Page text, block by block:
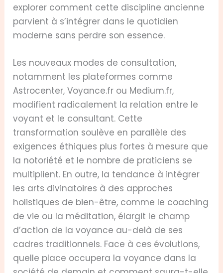
explorer comment cette discipline ancienne
parvient à s’intégrer dans le quotidien
moderne sans perdre son essence.
Les nouveaux modes de consultation,
notamment les plateformes comme
Astrocenter, Voyance.fr ou Medium.fr,
modifient radicalement la relation entre le
voyant et le consultant. Cette
transformation soulève en parallèle des
exigences éthiques plus fortes à mesure que
la notoriété et le nombre de praticiens se
multiplient. En outre, la tendance à intégrer
les arts divinatoires à des approches
holistiques de bien-être, comme le coaching
de vie ou la méditation, élargit le champ
d’action de la voyance au-delà de ses
cadres traditionnels. Face à ces évolutions,
quelle place occupera la voyance dans la